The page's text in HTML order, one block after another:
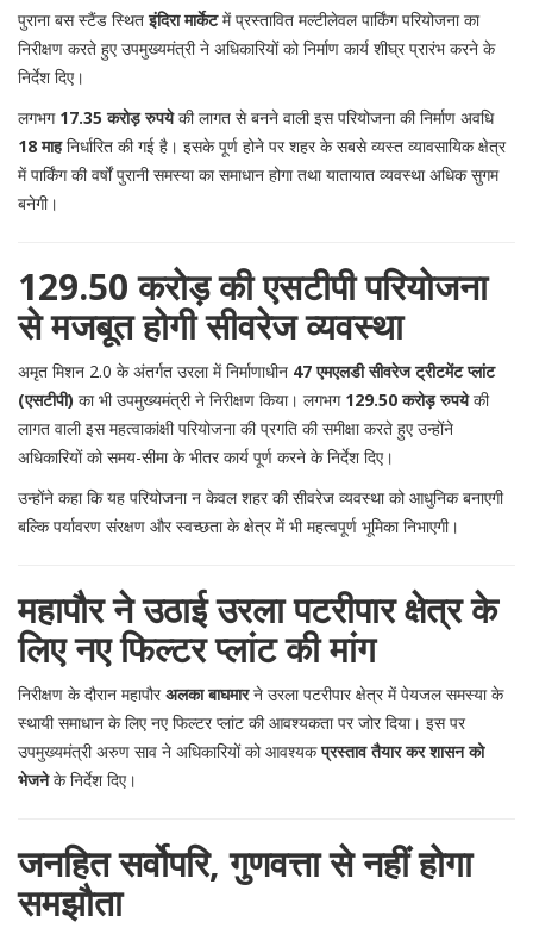
पुराना बस स्टैंड स्थितइंदिरा मार्केटमें प्रस्तावित मल्टीलेवल पार्किंग परियोजना का
निरीक्षण करते हुए उपमुख्यमंत्री ने अधिकारियों को निर्माण कार्य शीघ्र प्रारंभ करने के
निर्देश दिए।
लगभग 17.35 करोड़ रुपयेकी लागत से बनने वाली इस परियोजना की निर्माण अवधि
18 माहनिर्धारित की गई है। इसके पूर्ण होने पर शहर के सबसे व्यस्त व्यावसायिक क्षेत्र
में पार्किंग की वर्षों पुरानी समस्या का समाधान होगा तथा यातायात व्यवस्था अधिक सुगम
बनेगी।
129.50 करोड़ की एसटीपी परियोजना
से मजबूत होगी सीवरेज व्यवस्था
अमृत मिशन 2.0 के अंतर्गत उरला में निर्माणाधीन 47 एमएलडी सीवरेज ट्रीटमेंट प्लांट
(एसटीपी) का भी उपमुख्यमंत्री ने निरीक्षण किया। लगभग 129.50 करोड़ रुपयेकी
लागत वाली इस महत्वाकांक्षी परियोजना की प्रगति की समीक्षा करते हुए उन्होंने
अधिकारियों को समय-सीमा के भीतर कार्य पूर्ण करने के निर्देश दिए।
उन्होंने कहा कि यह परियोजना न केवल शहर की सीवरेज व्यवस्था को आधुनिक बनाएगी
बल्कि पर्यावरण संरक्षण और स्वच्छता के क्षेत्र में भी महत्वपूर्ण भूमिका निभाएगी।
महापौर ने उठाई उरला पटरीपार क्षेत्र के
लिए नए फिल्टर प्लांट की मांग
निरीक्षण के दौरान महापौरअलका बाघमारने उरला पटरीपार क्षेत्र में पेयजल समस्या के
स्थायी समाधान के लिए नए फिल्टर प्लांट की आवश्यकता पर जोर दिया। इस पर
उपमुख्यमंत्री अरुण साव ने अधिकारियों को आवश्यकप्रस्ताव तैयार कर शासन को
भेजनेके निर्देश दिए।
जनहित सर्वोपरि, गुणवत्ता से नहीं होगा
समझौता